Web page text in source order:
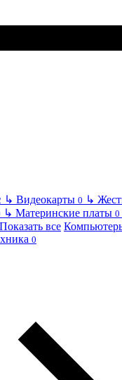
↳ Видеокарты 0 ↳
↳ Материнские платы 0
Показать все
0